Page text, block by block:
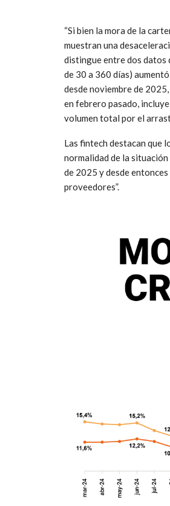
“Si bien la mora de la
muestran una
distingue entre dos datos
de 30 a 360 días)
desde noviembre de
en febrero pasado,
volumen total por el
Las fintech destacan que
normalidad de la
de 2025 y desde
proveedores”.